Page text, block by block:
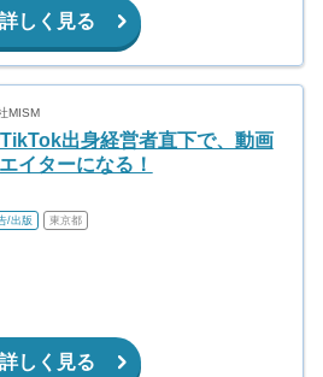
詳しく見る
MISM
TikTok出身経営者直下で、動画
イターになる！
/出版 東京都
詳しく見る